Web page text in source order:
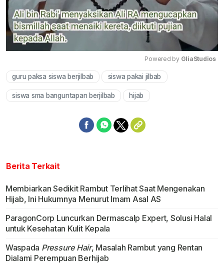
Powered by GliaStudios
guru paksa siswa berjilbab siswa pakai jilbab
siswa sma banguntapan berjilbab hijab
Berita Terkait
Membiarkan Sedikit Rambut Terlihat Saat Mengenakan
Hijab, Ini Hukumnya Menurut Imam Asal AS
ParagonCorp Luncurkan Dermascalp Expert, Solusi Halal
untuk Kesehatan Kulit Kepala
Waspada Pressure Hair, Masalah Rambut yang Rentan
Dialami Perempuan Berhijab